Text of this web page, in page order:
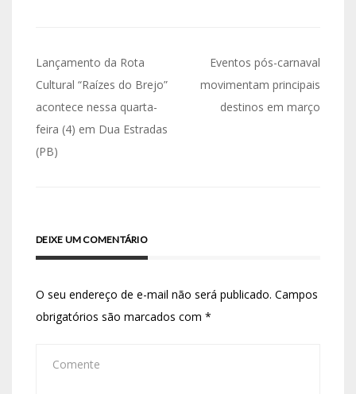
Lançamento da Rota
Cultural “Raízes do Brejo”
acontece nessa quarta-
feira (4) em Dua Estradas
(PB)
Eventos pós-carnaval
movimentam principais
destinos em março
DEIXE UM COMENTÁRIO
O seu endereço de e-mail não será publicado. Campos
obrigatórios são marcados com *